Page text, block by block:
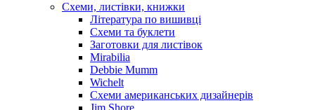
Схеми, листівки, книжки
Література по вишивці
Схеми та буклети
Заготовки для листівок
Mirabilia
Debbie Mumm
Wichelt
Схеми американських дизайнерів
Jim Shore